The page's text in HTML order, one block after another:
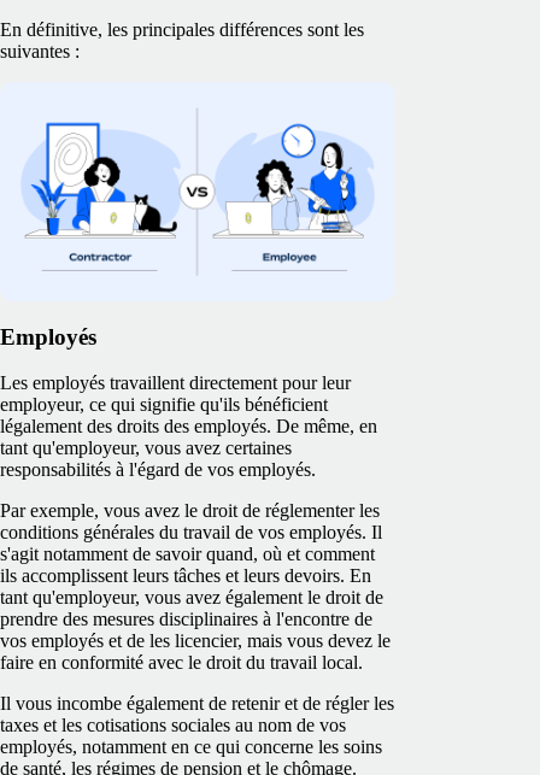
En définitive, les principales différences sont les
suivantes :
Employés
Les employés travaillent directement pour leur
employeur, ce qui signifie qu'ils bénéficient
légalement des droits des employés. De même, en
tant qu'employeur, vous avez certaines
responsabilités à l'égard de vos employés.
Par exemple, vous avez le droit de réglementer les
conditions générales du travail de vos employés. Il
s'agit notamment de savoir quand, où et comment
ils accomplissent leurs tâches et leurs devoirs. En
tant qu'employeur, vous avez également le droit de
prendre des mesures disciplinaires à l'encontre de
vos employés et de les licencier, mais vous devez le
faire en conformité avec le droit du travail local.
Il vous incombe également de retenir et de régler les
taxes et les cotisations sociales au nom de vos
employés, notamment en ce qui concerne les soins
de santé, les régimes de pension et le chômage.